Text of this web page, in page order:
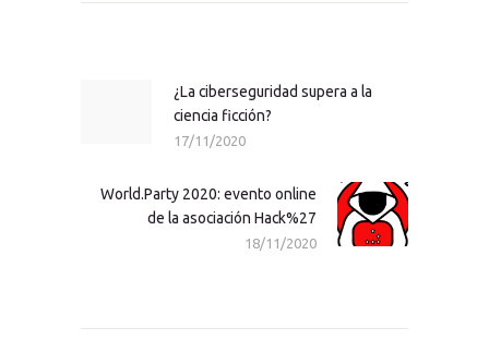
entradasPrevious
post:
¿La ciberseguridad supera a la
ciencia ficción?
17/11/2020
Next
post:
World.Party 2020: evento online
de la asociación Hack%27
18/11/2020